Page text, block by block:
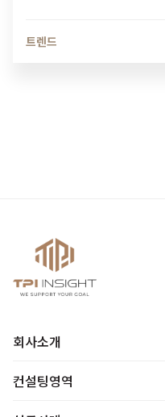
과…
트렌드
회사소개
컨설팅영역